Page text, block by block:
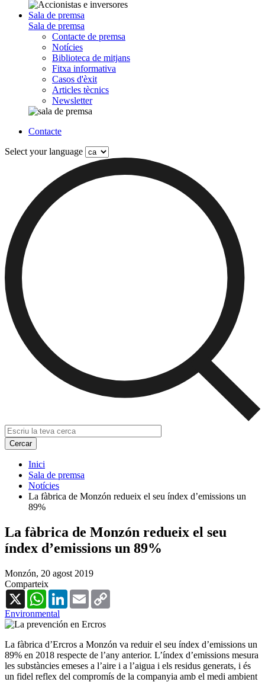
Sala de premsa
Sala de premsa
Contacte de premsa
Notícies
Biblioteca de mitjans
Fitxa informativa
Casos d'èxit
Articles tècnics
Newsletter
Contacte
Select your language
Inici
Sala de premsa
Notícies
La fàbrica de Monzón redueix el seu índex d’emissions un
89%
La fàbrica de Monzón redueix el seu
índex d’emissions un 89%
Monzón, 20 agost 2019
Comparteix
X
WhatsAppLinkedInEmail
Environmental
La fàbrica d’Ercros a Monzón va reduir el seu índex d’emissions un
89% en 2018 respecte de l’any anterior. L’índex d’emissions mesura
les substàncies emeses a l’aire i a l’aigua i els residus generats, i és
un fidel reflex del compromís de la companyia amb el medi ambient